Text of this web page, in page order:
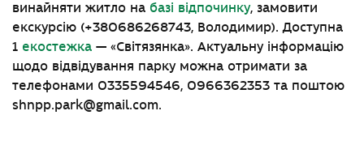
винайняти житло на базі відпочинку, замовити
екскурсію (+380686268743, Володимир). Доступна
1 екостежка — «Світязянка». Актуальну інформацію
щодо відвідування парку можна отримати за
телефонами 0335594546, 0966362353 та поштою
shnpp.park@gmail.com.